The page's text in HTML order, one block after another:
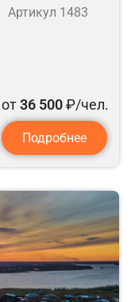
Артикул 1483
от36 500₽/чел.
Подробнее